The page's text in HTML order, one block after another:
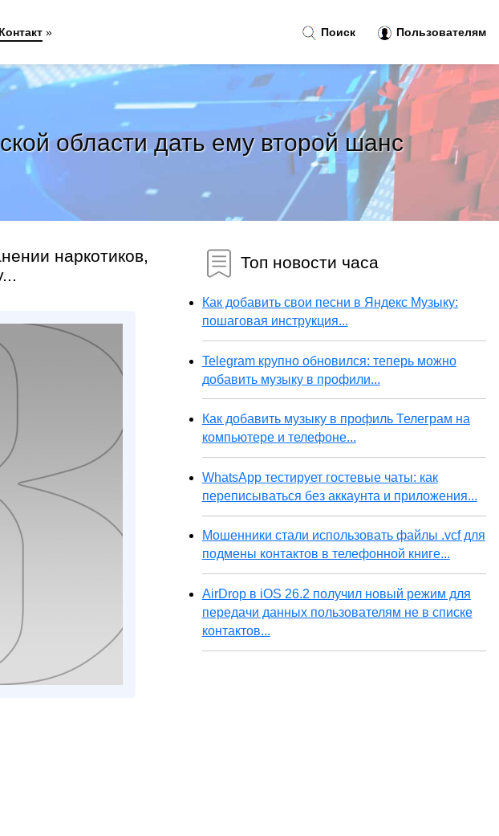
области дать ему второй шанс
наркотиков,
Топ новости часа
Как добавить свои песни в Яндекс Музыку:
пошаговая инструкция...
Telegram крупно обновился: теперь можно
добавить музыку в профили...
Как добавить музыку в профиль Телеграм на
компьютере и телефоне...
WhatsApp тестирует гостевые чаты: как
переписываться без аккаунта и приложения...
Мошенники стали использовать файлы .vcf для
подмены контактов в телефонной книге...
AirDrop в iOS 26.2 получил новый режим для
передачи данных пользователям не в списке
контактов...
Поиск Пользователям
Контакт»